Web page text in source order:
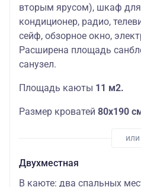
вторым ярусом), шкаф
кондиционер, радио,
сейф, обзорное окно,
Расширена площадь
санузел.
Площадь каюты 11 м2.
Размер кроватей 80х190
Двухместная
В каюте: два спальных